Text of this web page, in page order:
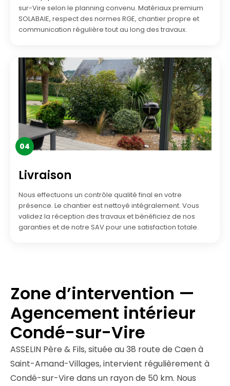
sur-Vire selon le planning convenu. Matériaux premium
SOLABAIE, respect des normes RGE, chantier propre et
communication régulière tout au long des travaux.
04
Livraison
Nous effectuons un contrôle qualité final en votre
présence. Le chantier est nettoyé intégralement. Vous
validez la réception des travaux et bénéficiez de nos
garanties et de notre SAV pour une satisfaction totale.
Zone d’intervention —
Agencement intérieur
Condé-sur-Vire
ASSELIN Père & Fils, située au 38 route de Caen à
Saint-Amand-Villages, intervient régulièrement à
Condé-sur-Vire dans un rayon de 50 km. Nous